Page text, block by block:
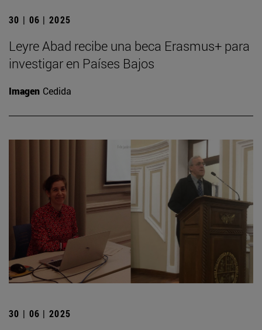
30 | 06 | 2025
Leyre Abad recibe una beca Erasmus+ para
investigar en Países Bajos
Imagen Cedida
30 | 06 | 2025